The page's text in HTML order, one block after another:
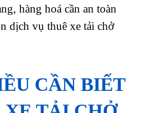
hàng hoá cần an toàn
dịch vụ thuê xe tải chở
CẦN BIẾT